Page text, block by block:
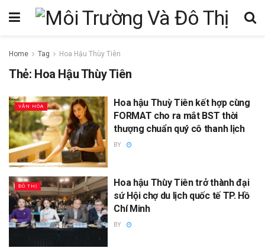
Home Tag Hoa Hậu Thùy Tiên
Thẻ: Hoa Hậu Thùy Tiên
VĂN HÓA
Hoa hậu Thuỳ Tiên kết hợp cùng
FORMAT cho ra mắt BST thời
thượng chuẩn quý cô thanh lịch
BY
ĐÔ THỊ
Hoa hậu Thùy Tiên trở thành đại
sứ Hội chợ du lịch quốc tế TP. Hồ
Chí Minh
BY